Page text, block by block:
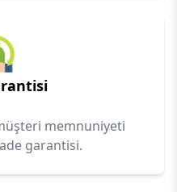
memnuniyeti
garantisi.